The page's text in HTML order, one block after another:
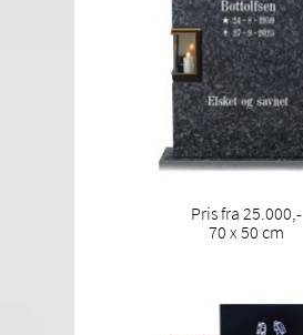
Pris fra 25.000,-
70 x 50 cm